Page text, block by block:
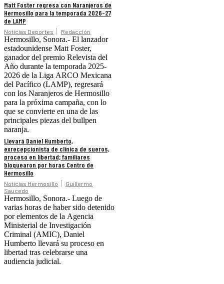
Matt Foster regresa con Naranjeros de
Hermosillo para la temporada 2026-27
de LAMP
Noticias Deportes Redacción
Hermosillo, Sonora.- El lanzador
estadounidense Matt Foster,
ganador del premio Relevista del
Año durante la temporada 2025-
2026 de la Liga ARCO Mexicana
del Pacífico (LAMP), regresará
con los Naranjeros de Hermosillo
para la próxima campaña, con lo
que se convierte en una de las
principales piezas del bullpen
naranja.
Llevará Daniel Humberto,
exrecepcionista de clínica de sueros,
proceso en libertad; familiares
bloquearon por horas Centro de
Hermosillo
Noticias Hermosillo
Guillermo
Saucedo
Hermosillo, Sonora.- Luego de
varias horas de haber sido detenido
por elementos de la Agencia
Ministerial de Investigación
Criminal (AMIC), Daniel
Humberto llevará su proceso en
libertad tras celebrarse una
audiencia judicial.